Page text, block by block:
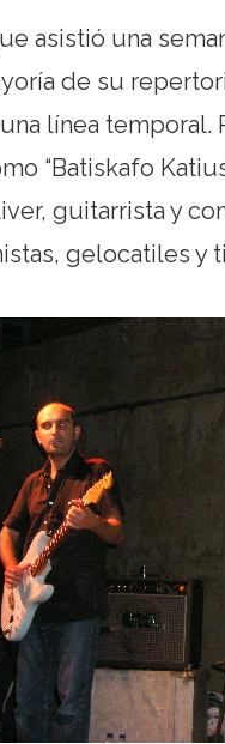
asistió una
de su
línea
“Batiskafo
guitarrista y
gelocatiles y